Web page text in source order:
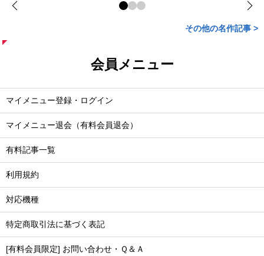
その他の名作記事 >
会員メニュー
マイメニュー登録・ログイン
マイメニュー退会（有料会員退会）
有料記事一覧
利用規約
対応機種
特定商取引法に基づく表記
[有料会員限定] お問い合わせ・Ｑ＆Ａ